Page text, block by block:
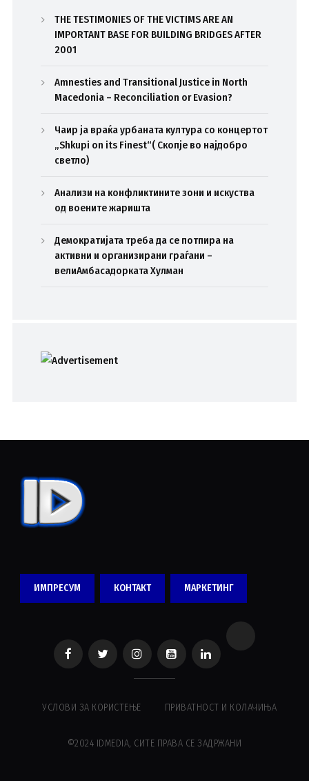
THE TESTIMONIES OF THE VICTIMS ARE AN
IMPORTANT BASE FOR BUILDING BRIDGES AFTER
2001
Amnesties and Transitional Justice in North
Macedonia – Reconciliation or Evasion?
Чаир ја враќа урбаната култура со концертот
„Shkupi on its Finest“( Скопје во најдобро
светло)
Анализи на конфликтините зони и искуства
од воените жаришта
Демократијата треба да се потпира на
активни и организирани граѓани –
велиАмбасадорката Хулман
ИМПРЕСУМ КОНТАКТ МАРКЕТИНГ
УСЛОВИ ЗА КОРИСТЕЊЕ ПРИВАТНОСТ И КОЛАЧИЊА
©2024 IDMEDIA, СИТЕ ПРАВА СЕ ЗАДРЖАНИ